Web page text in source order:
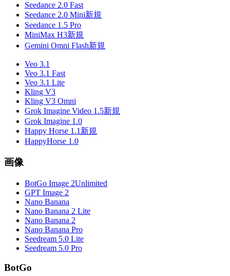
Seedance 2.0 Fast
Seedance 2.0 Mini新規
Seedance 1.5 Pro
MiniMax H3新規
Gemini Omni Flash新規
Veo 3.1
Veo 3.1 Fast
Veo 3.1 Lite
Kling V3
Kling V3 Omni
Grok Imagine Video 1.5新規
Grok Imagine 1.0
Happy Horse 1.1 新規
HappyHorse 1.0
画像
BotGo Image 2Unlimited
GPT Image 2
Nano Banana
Nano Banana 2 Lite
Nano Banana 2
Nano Banana Pro
Seedream 5.0 Lite
Seedream 5.0 Pro
BotGo